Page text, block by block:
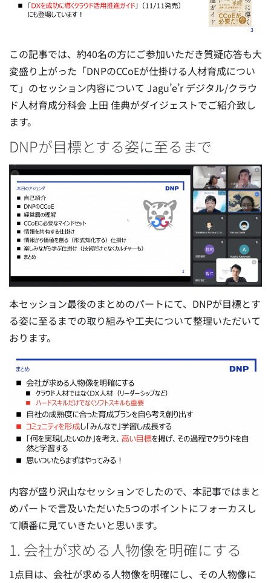
この記事では、約40名の方にご参加いただき質疑応答も大
変盛り上がった「DNPのCCoEが仕掛ける人材育成につい
て」のセッション内容について Jagu’e’r デジタル/クラウ
ド人材育成分科会 上田 佳典がダイジェストでご紹介致し
ます。
DNPが目標とする姿に至るまで
本セッション最後のまとめのパートにて、DNPが目標とす
る姿に至るまでの取り組みや工夫について整理いただいて
おります。
内容が盛り沢山なセッションでしたので、本記事ではまと
めパートで言及いただいた5つのポイントにフォーカスし
て順番に見ていきたいと思います。
1. 会社が求める人物像を明確にする
1点目は、会社が求める人物像を明確にし、その人物像に